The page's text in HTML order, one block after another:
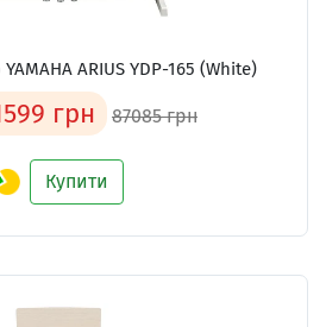
ARIUS YDP-165 (White)
грн 87085 грн
Купити